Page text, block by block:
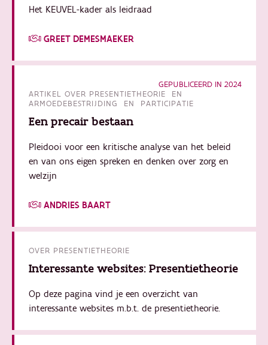
Het KEUVEL-kader als leidraad
GREET DEMESMAEKER
ARTIKEL OVER PRESENTIETHEORIE EN
ARMOEDEBESTRIJDING EN PARTICIPATIE
GEPUBLICEERD IN 2024
Een precair bestaan
Pleidooi voor een kritische analyse van het beleid
en van ons eigen spreken en denken over zorg en
welzijn
ANDRIES BAART
OVER PRESENTIETHEORIE
Interessante websites: Presentietheorie
Op deze pagina vind je een overzicht van
interessante websites m.b.t. de presentietheorie.